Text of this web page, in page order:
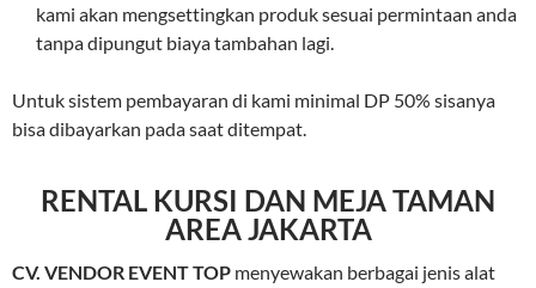
kami akan mengsettingkan produk sesuai permintaan anda
tanpa dipungut biaya tambahan lagi.
Untuk sistem pembayaran di kami minimal DP 50% sisanya
bisa dibayarkan pada saat ditempat.
RENTAL KURSI DAN MEJA TAMAN
AREA JAKARTA
CV. VENDOR EVENT TOP menyewakan berbagai jenis alat